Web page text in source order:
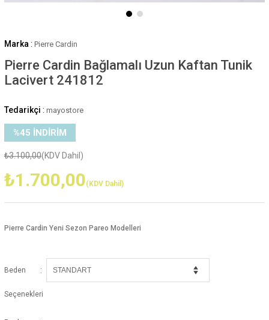
Marka : Pierre Cardin
Pierre Cardin Bağlamalı Uzun Kaftan Tunik
Lacivert 241812
Tedarikçi : mayostore
%45 İNDIRIM
₺3.100,00(KDV Dahil)
₺1.700,00(KDV Dahil)
Pierre Cardin Yeni Sezon Pareo Modelleri
Beden
Seçenekleri
: